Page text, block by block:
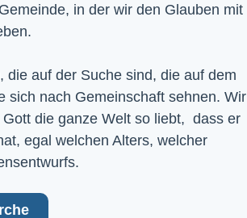
in der wir den Glauben mit
die auf der Suche sind, die auf dem
sich nach Gemeinschaft sehnen. Wir
die ganze Welt so liebt, dass er
egal welchen Alters, welcher